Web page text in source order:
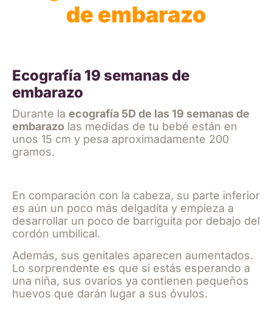
de embarazo
Ecografía 19 semanas de
embarazo
Durante la ecografía 5D de las 19 semanas de
embarazo las medidas de tu bebé están en
unos 15 cm y pesa aproximadamente 200
gramos.
En comparación con la cabeza, su parte inferior
es aún un poco más delgadita y empieza a
desarrollar un poco de barriguita por debajo del
cordón umbilical.
Además, sus genitales aparecen aumentados.
Lo sorprendente es que si estás esperando a
una niña, sus ovarios ya contienen pequeños
huevos que darán lugar a sus óvulos.